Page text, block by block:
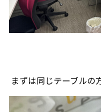
まずは同じテーブルの